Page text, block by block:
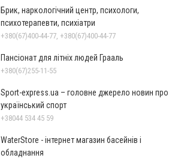
Брик, наркологічний центр, психологи,
психотерапевти, психіатри
+380(67)400-44-77, +380(67)400-44-77
Пансіонат для літніх людей Грааль
+380(67)255-11-55
Sport-express.ua – головне джерело новин про
український спорт
+38044 534 45 59
WaterStore - інтернет магазин басейнів і
обладнання